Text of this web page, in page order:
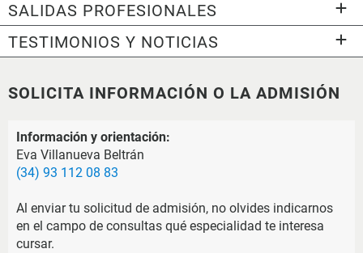
SALIDAS PROFESIONALES
TESTIMONIOS Y NOTICIAS
SOLICITA INFORMACIÓN O LA ADMISIÓN
Información y orientación:
Eva Villanueva Beltrán
(34) 93 112 08 83
Al enviar tu solicitud de admisión, no olvides indicarnos
en el campo de consultas qué especialidad te interesa
cursar.